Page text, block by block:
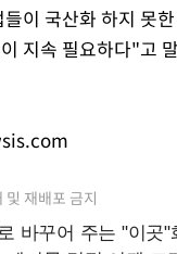
이 국산화 하지 못
지속 필요하다"고
재배포 금지